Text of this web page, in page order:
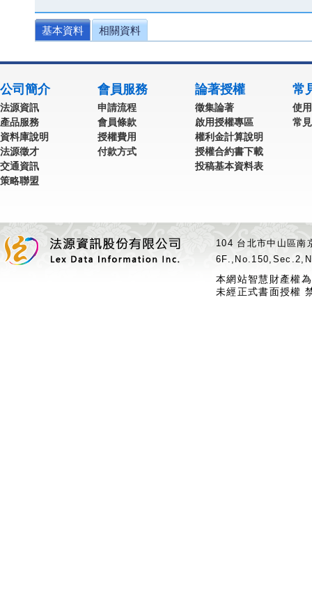
基本資料 相關資料
公司簡介
法源資訊
產品服務
資料庫說明
法源徵才
交通資訊
策略聯盟
會員服務
申請流程
會員條款
授權費用
付款方式
論著授權
徵集論著
啟用授權專區
權利金計算說明
授權合約書下載
投稿基本資料表
常
使
常
104 台北市中山區
本網站智慧財產權
未經正式書面授權